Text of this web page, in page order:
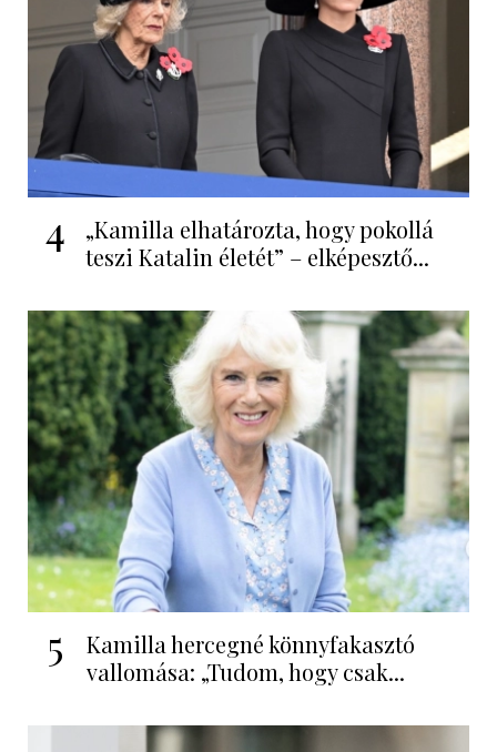
4
„Kamilla elhatározta, hogy pokollá
teszi Katalin életét” – elképesztő...
5
Kamilla hercegné könnyfakasztó
vallomása: „Tudom, hogy csak...